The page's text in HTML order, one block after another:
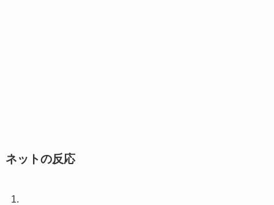
ネットの反応
1.